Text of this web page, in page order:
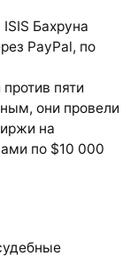
Бахруна
PayPal, по
пяти
они провели
на
по $10 000